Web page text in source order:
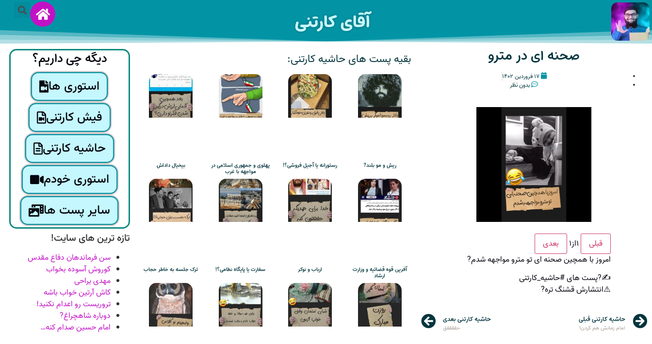
آقای کارتنی
صحنه ای در مترو
۱۷ فروردین ۱۴۰۲
بدون نظر
قبلی ۱از۱
بعدی
امروز با همچین صحنه ای تو مترو مواجهه شدم?
✍?پست های #حاشیه_کارتنی
⚠️انتشارش قشنگ تره?
حاشیه کارتنی قبلی
امام زمانش هم کردن!
حاشیه کارتنی بعدی
حققققق
بقیه پست های حاشیه کارتنی:
ریش و مو بلند? رستورانه یا آجیل فروشی؟! پهلوی و جمهوری اسلامی در
مواجهه با غرب
بیخیال داداش
آفرین قوه قضائیه و وزارت
ارشاد
ارباب و نوکر سفارت یا پایگاه نظامی؟! ترک جلسه به خاطر حجاب
دیگه چی داریم؟
استوری ها
فیش کارتنی
حاشیه کارتنی
استوری خودم
سایر پست ها
تازه ترین های سایت!
سن فرماندهان دفاع مقدس
کوروش آسوده بخواب
مهدی یراحی
کاش آرتین خواب باشه
تروریست رو اعدام نکنید!
دوباره شاهچراغ?
امام حسین صدام کنه…